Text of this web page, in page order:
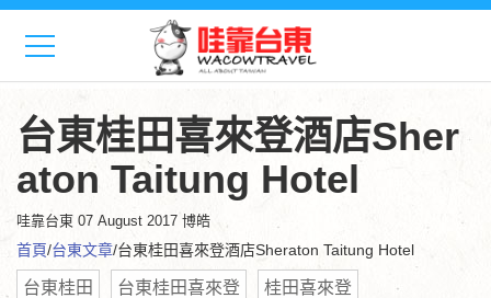
台東桂田喜來登酒店Sher
aton Taitung Hotel
哇靠台東 07 August 2017 博皓
首頁/台東文章/台東桂田喜來登酒店Sheraton Taitung Hotel
台東桂田 台東桂田喜來登
桂田喜來登